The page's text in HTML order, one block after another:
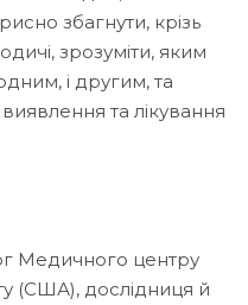
збагнути, крізь
зрозуміти, яким
і другим, та
та лікування
Медичного центру
(США), дослідниця й